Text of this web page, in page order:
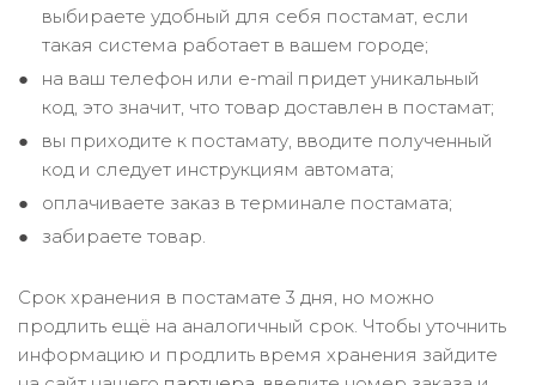
выбираете удобный для себя постамат, если
такая система работает в вашем городе;
на ваш телефон или e-mail придет уникальный
код, это значит, что товар доставлен в постамат;
вы приходите к постамату, вводите полученный
код и следует инструкциям автомата;
оплачиваете заказ в терминале постамата;
забираете товар.
Срок хранения в постамате 3 дня, но можно
продлить ещё на аналогичный срок. Чтобы уточнить
информацию и продлить время хранения зайдите